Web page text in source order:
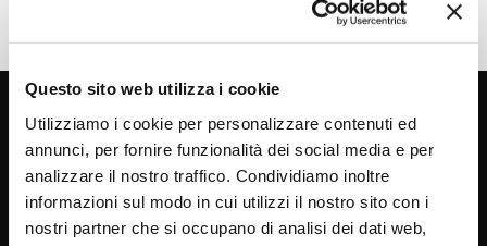
Questo sito web utilizza i cookie
Utilizziamo i cookie per personalizzare contenuti ed
annunci, per fornire funzionalità dei social media e per
analizzare il nostro traffico. Condividiamo inoltre
informazioni sul modo in cui utilizzi il nostro sito con i
nostri partner che si occupano di analisi dei dati web,